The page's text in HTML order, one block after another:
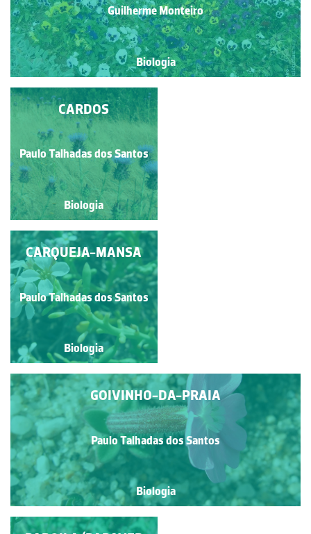
Guilherme Monteiro
Biologia
JACINTO-DE-ÁGUA
Paulo Talhadas dos Santos
Biologia
CARDOS
Paulo Talhadas dos Santos
Biologia
LINARIA
Paulo Talhadas dos Santos
Biologia
CARQUEJA-MANSA
Paulo Talhadas dos Santos
Biologia
GOIVINHO-DA-PRAIA
Paulo Talhadas dos Santos
Biologia